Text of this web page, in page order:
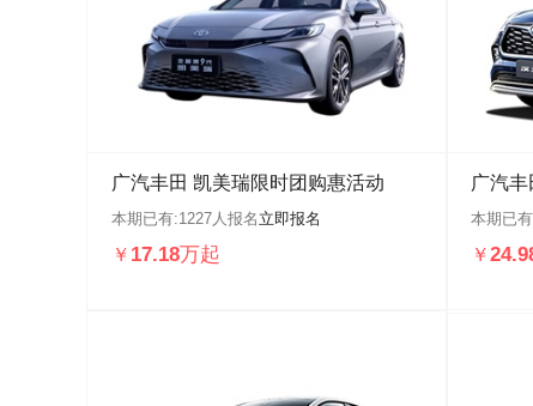
广汽丰田 凯美瑞限时团购惠活动
本期已有:1227人报名 立即报名
￥ 17.18万起
广汽
本期已
￥